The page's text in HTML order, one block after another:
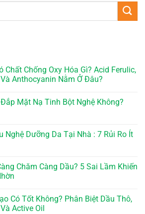
Chất Chống Oxy Hóa Gì? Acid Ferulic,
Anthocyanin Nằm Ở Đâu?
Mặt Nạ Tinh Bột Nghệ Không?
Nghệ Dưỡng Da Tại Nhà : 7 Rủi Ro Ít
Chăm Càng Dầu? 5 Sai Lầm Khiến
Có Tốt Không? Phân Biệt Dầu Thô,
Active Oil